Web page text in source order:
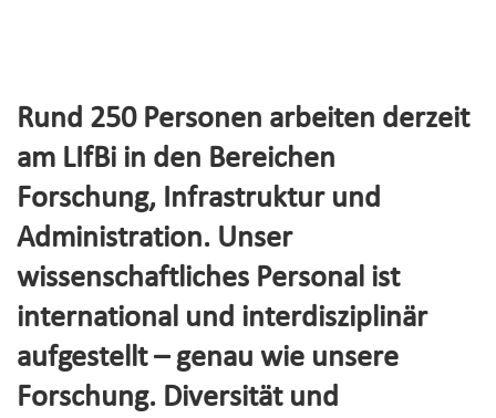
Rund 250 Personen arbeiten derzeit
am LIfBi in den Bereichen
Forschung, Infrastruktur und
Administration. Unser
wissenschaftliches Personal ist
international und interdisziplinär
aufgestellt – genau wie unsere
Forschung. Diversität und